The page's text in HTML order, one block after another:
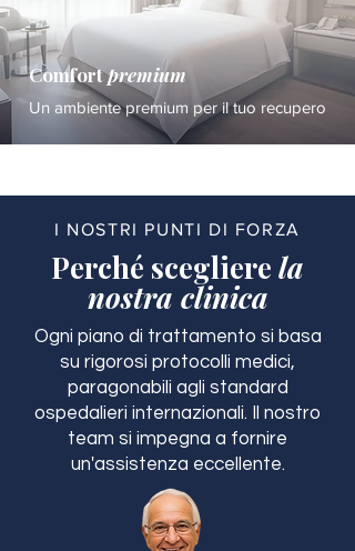
Comfortpremium
Un ambiente premium per il tuo recupero
I NOSTRI PUNTI DI FORZA
Perché scegliere la
nostra clinica
Ogni piano di trattamento si basa
su rigorosi protocolli medici,
paragonabili agli standard
ospedalieri internazionali. Il nostro
team si impegna a fornire
un'assistenza eccellente.